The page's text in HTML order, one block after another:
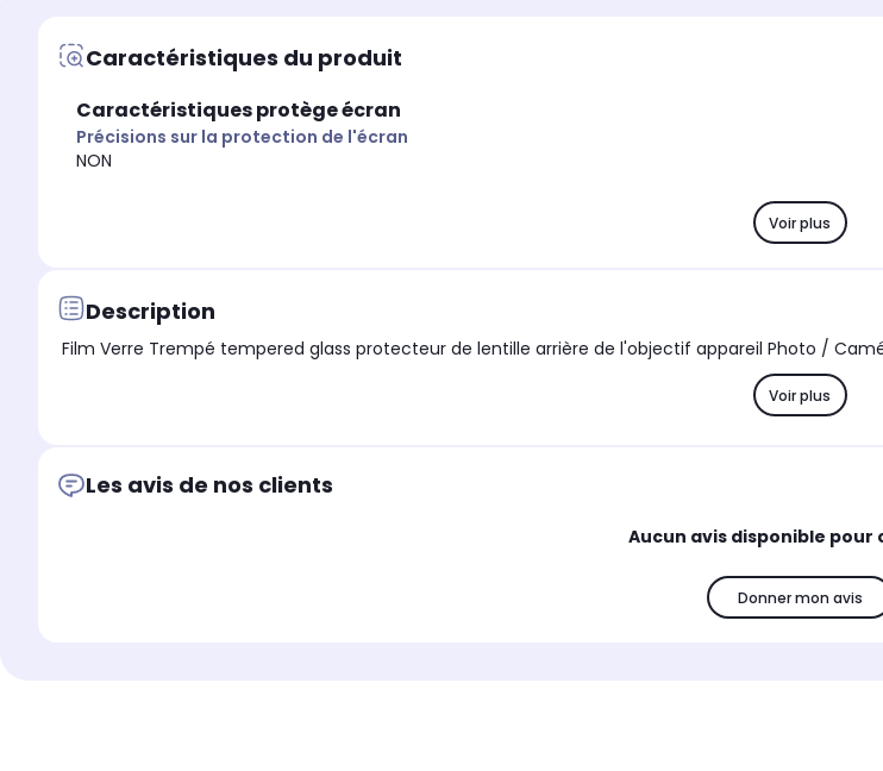
Caractéristiques du produit
Caractéristiques protège écran
Précisions sur la protection de l'écran
NON
Voir plus
Description
Film Verre Trempé tempered glass protecteur de lentille arrière de l'objectif appareil Photo /
Voir plus
Les avis de nos clients
Aucun avis disponible pour
Donner mon avis